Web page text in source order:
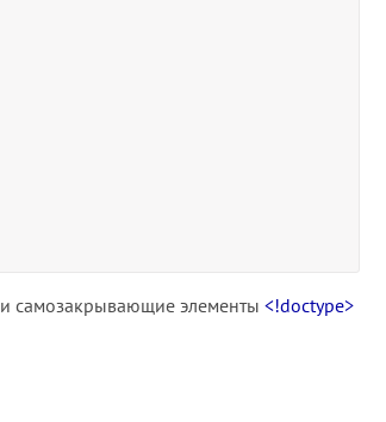
и самозакрывающие элементы <!doctype>